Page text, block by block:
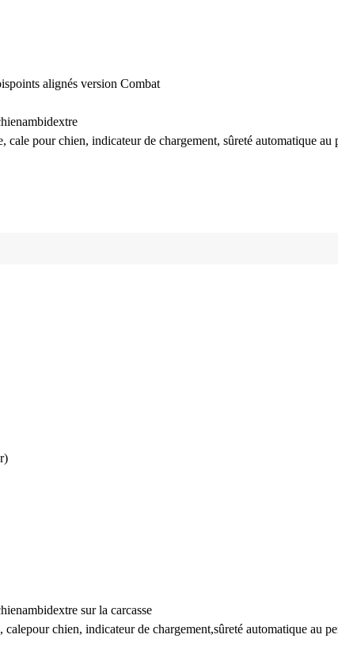
points alignés version Combat
ambidextre
cale pour chien, indicateur de chargement, sûreté automatique au
ambidextre sur la carcasse
calepour chien, indicateur de chargement,sûreté automatique au